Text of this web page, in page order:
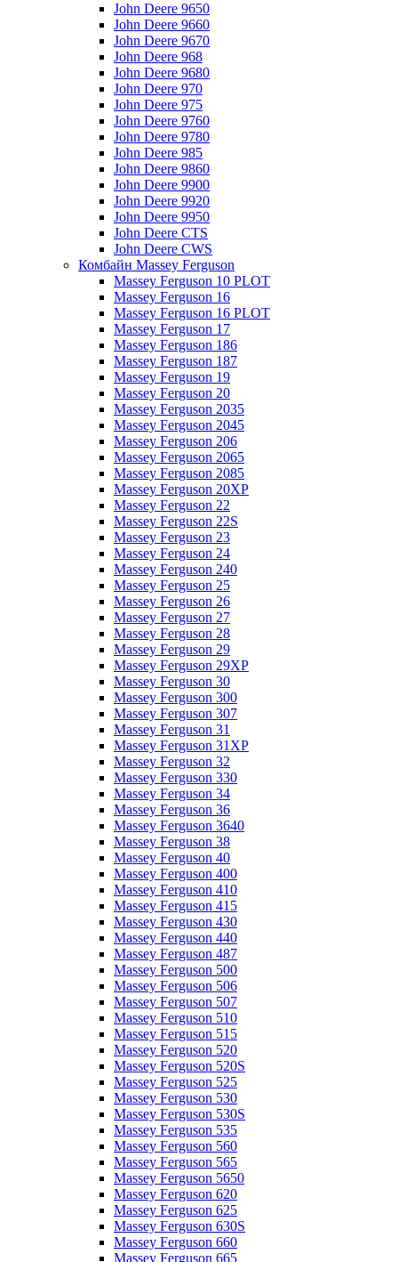
John Deere 9650
John Deere 9660
John Deere 9670
John Deere 968
John Deere 9680
John Deere 970
John Deere 975
John Deere 9760
John Deere 9780
John Deere 985
John Deere 9860
John Deere 9900
John Deere 9920
John Deere 9950
John Deere CTS
John Deere CWS
Комбайн Massey Ferguson
Massey Ferguson 10 PLOT
Massey Ferguson 16
Massey Ferguson 16 PLOT
Massey Ferguson 17
Massey Ferguson 186
Massey Ferguson 187
Massey Ferguson 19
Massey Ferguson 20
Massey Ferguson 2035
Massey Ferguson 2045
Massey Ferguson 206
Massey Ferguson 2065
Massey Ferguson 2085
Massey Ferguson 20XP
Massey Ferguson 22
Massey Ferguson 22S
Massey Ferguson 23
Massey Ferguson 24
Massey Ferguson 240
Massey Ferguson 25
Massey Ferguson 26
Massey Ferguson 27
Massey Ferguson 28
Massey Ferguson 29
Massey Ferguson 29XP
Massey Ferguson 30
Massey Ferguson 300
Massey Ferguson 307
Massey Ferguson 31
Massey Ferguson 31XP
Massey Ferguson 32
Massey Ferguson 330
Massey Ferguson 34
Massey Ferguson 36
Massey Ferguson 3640
Massey Ferguson 38
Massey Ferguson 40
Massey Ferguson 400
Massey Ferguson 410
Massey Ferguson 415
Massey Ferguson 430
Massey Ferguson 440
Massey Ferguson 487
Massey Ferguson 500
Massey Ferguson 506
Massey Ferguson 507
Massey Ferguson 510
Massey Ferguson 515
Massey Ferguson 520
Massey Ferguson 520S
Massey Ferguson 525
Massey Ferguson 530
Massey Ferguson 530S
Massey Ferguson 535
Massey Ferguson 560
Massey Ferguson 565
Massey Ferguson 5650
Massey Ferguson 620
Massey Ferguson 625
Massey Ferguson 630S
Massey Ferguson 660
Massey Ferguson 665